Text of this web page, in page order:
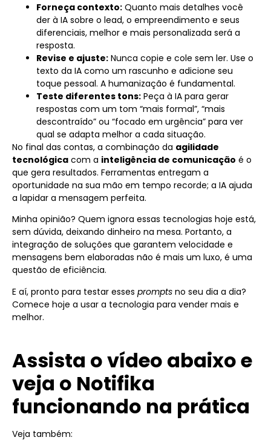
Forneça contexto: Quanto mais detalhes você
der à IA sobre o lead, o empreendimento e seus
diferenciais, melhor e mais personalizada será a
resposta.
Revise e ajuste: Nunca copie e cole sem ler. Use o
texto da IA como um rascunho e adicione seu
toque pessoal. A humanização é fundamental.
Teste diferentes tons: Peça à IA para gerar
respostas com um tom “mais formal”, “mais
descontraído” ou “focado em urgência” para ver
qual se adapta melhor a cada situação.
No final das contas, a combinação da agilidade
tecnológica com a inteligência de comunicação é o
que gera resultados. Ferramentas entregam a
oportunidade na sua mão em tempo recorde; a IA ajuda
a lapidar a mensagem perfeita.
Minha opinião? Quem ignora essas tecnologias hoje está,
sem dúvida, deixando dinheiro na mesa. Portanto, a
integração de soluções que garantem velocidade e
mensagens bem elaboradas não é mais um luxo, é uma
questão de eficiência.
E aí, pronto para testar esses prompts no seu dia a dia?
Comece hoje a usar a tecnologia para vender mais e
melhor.
Assista o vídeo abaixo e
veja o Notifika
funcionando na prática
Veja também: